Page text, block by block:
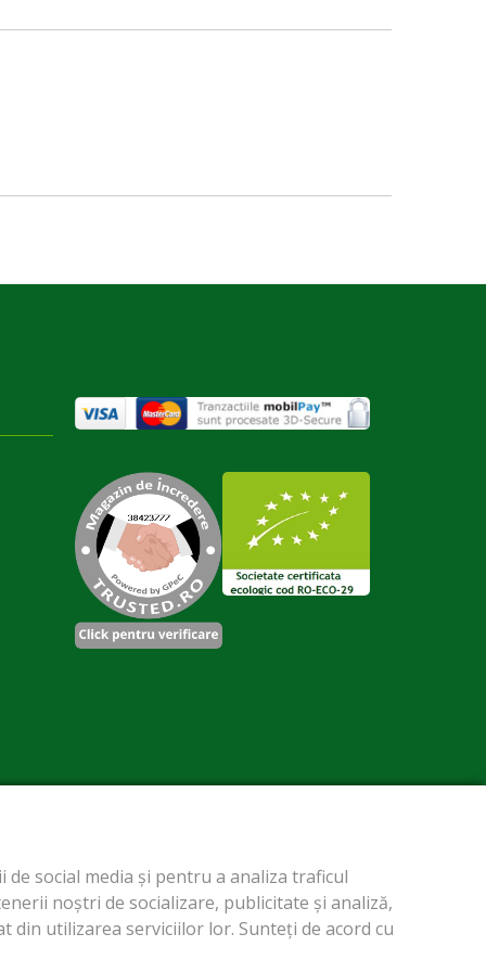
social media și pentru a analiza traficul
noștri de socializare, publicitate și analiză,
din utilizarea serviciilor lor. Sunteți de acord cu